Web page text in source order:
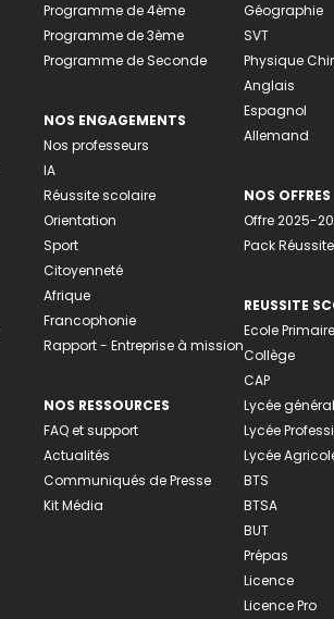
Programme de 4ème
Programme de 3ème
Programme de Seconde
NOS ENGAGEMENTS
Nos professeurs
IA
Réussite scolaire
Orientation
Sport
Citoyenneté
Afrique
Francophonie
Rapport - Entreprise à mission
NOS RESSOURCES
FAQ et support
Actualités
Communiqués de Presse
Kit Média
Géographie
SVT
Physique
Anglais
Espagnol
Allemand
NOS OFFRES
Offre 2025-
Pack
REUSSITE
Ecole Primaire
Collège
CAP
Lycée
Lycée
Lycée
BTS
BTSA
BUT
Prépas
Licence
Licence Pro